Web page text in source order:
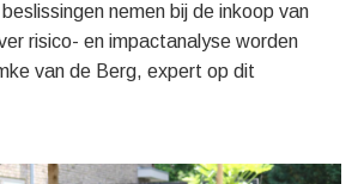
nemen bij de inkoop van
risico- en impactanalyse worden
van de Berg, expert op dit